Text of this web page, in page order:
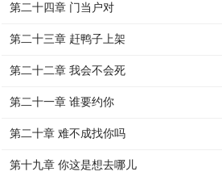
第二十四章 门当户对
第二十三章 赶鸭子上架
第二十二章 我会不会死
第二十一章 谁要约你
第二十章 难不成找你吗
第十九章 你这是想去哪儿